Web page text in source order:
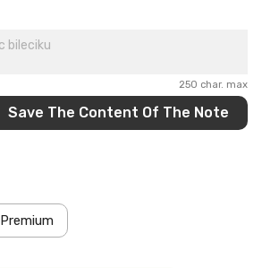
250 char. max
Save The Content Of The Note
Premium